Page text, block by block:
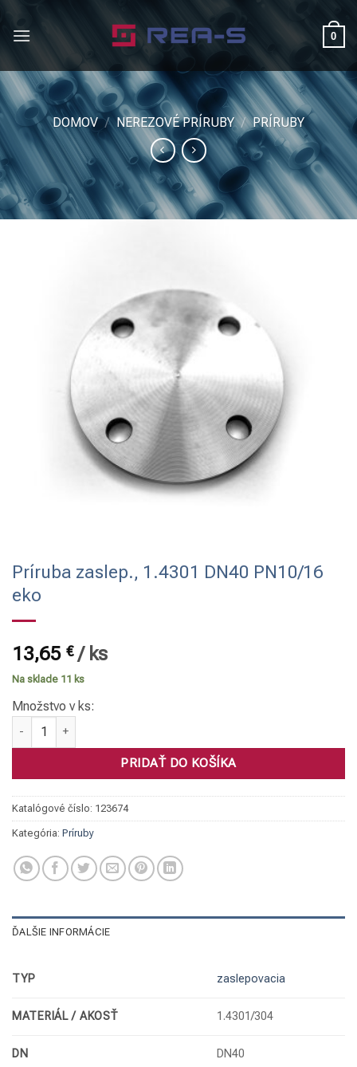
0
DOMOV / NEREZOVÉ PRÍRUBY / PRÍRUBY
Príruba zaslep., 1.4301 DN40 PN10/16
eko
13,65 €/ ks
Na sklade 11 ks
Množstvo v ks:
množstvo Príruba zaslep., 1.4301 DN40 PN10/16 eko
PRIDAŤ DO KOŠÍKA
Katalógové číslo: 123674
Kategória: Príruby
ĎALŠIE INFORMÁCIE
TYP zaslepovacia
MATERIÁL / AKOSŤ 1.4301/304
DN DN40